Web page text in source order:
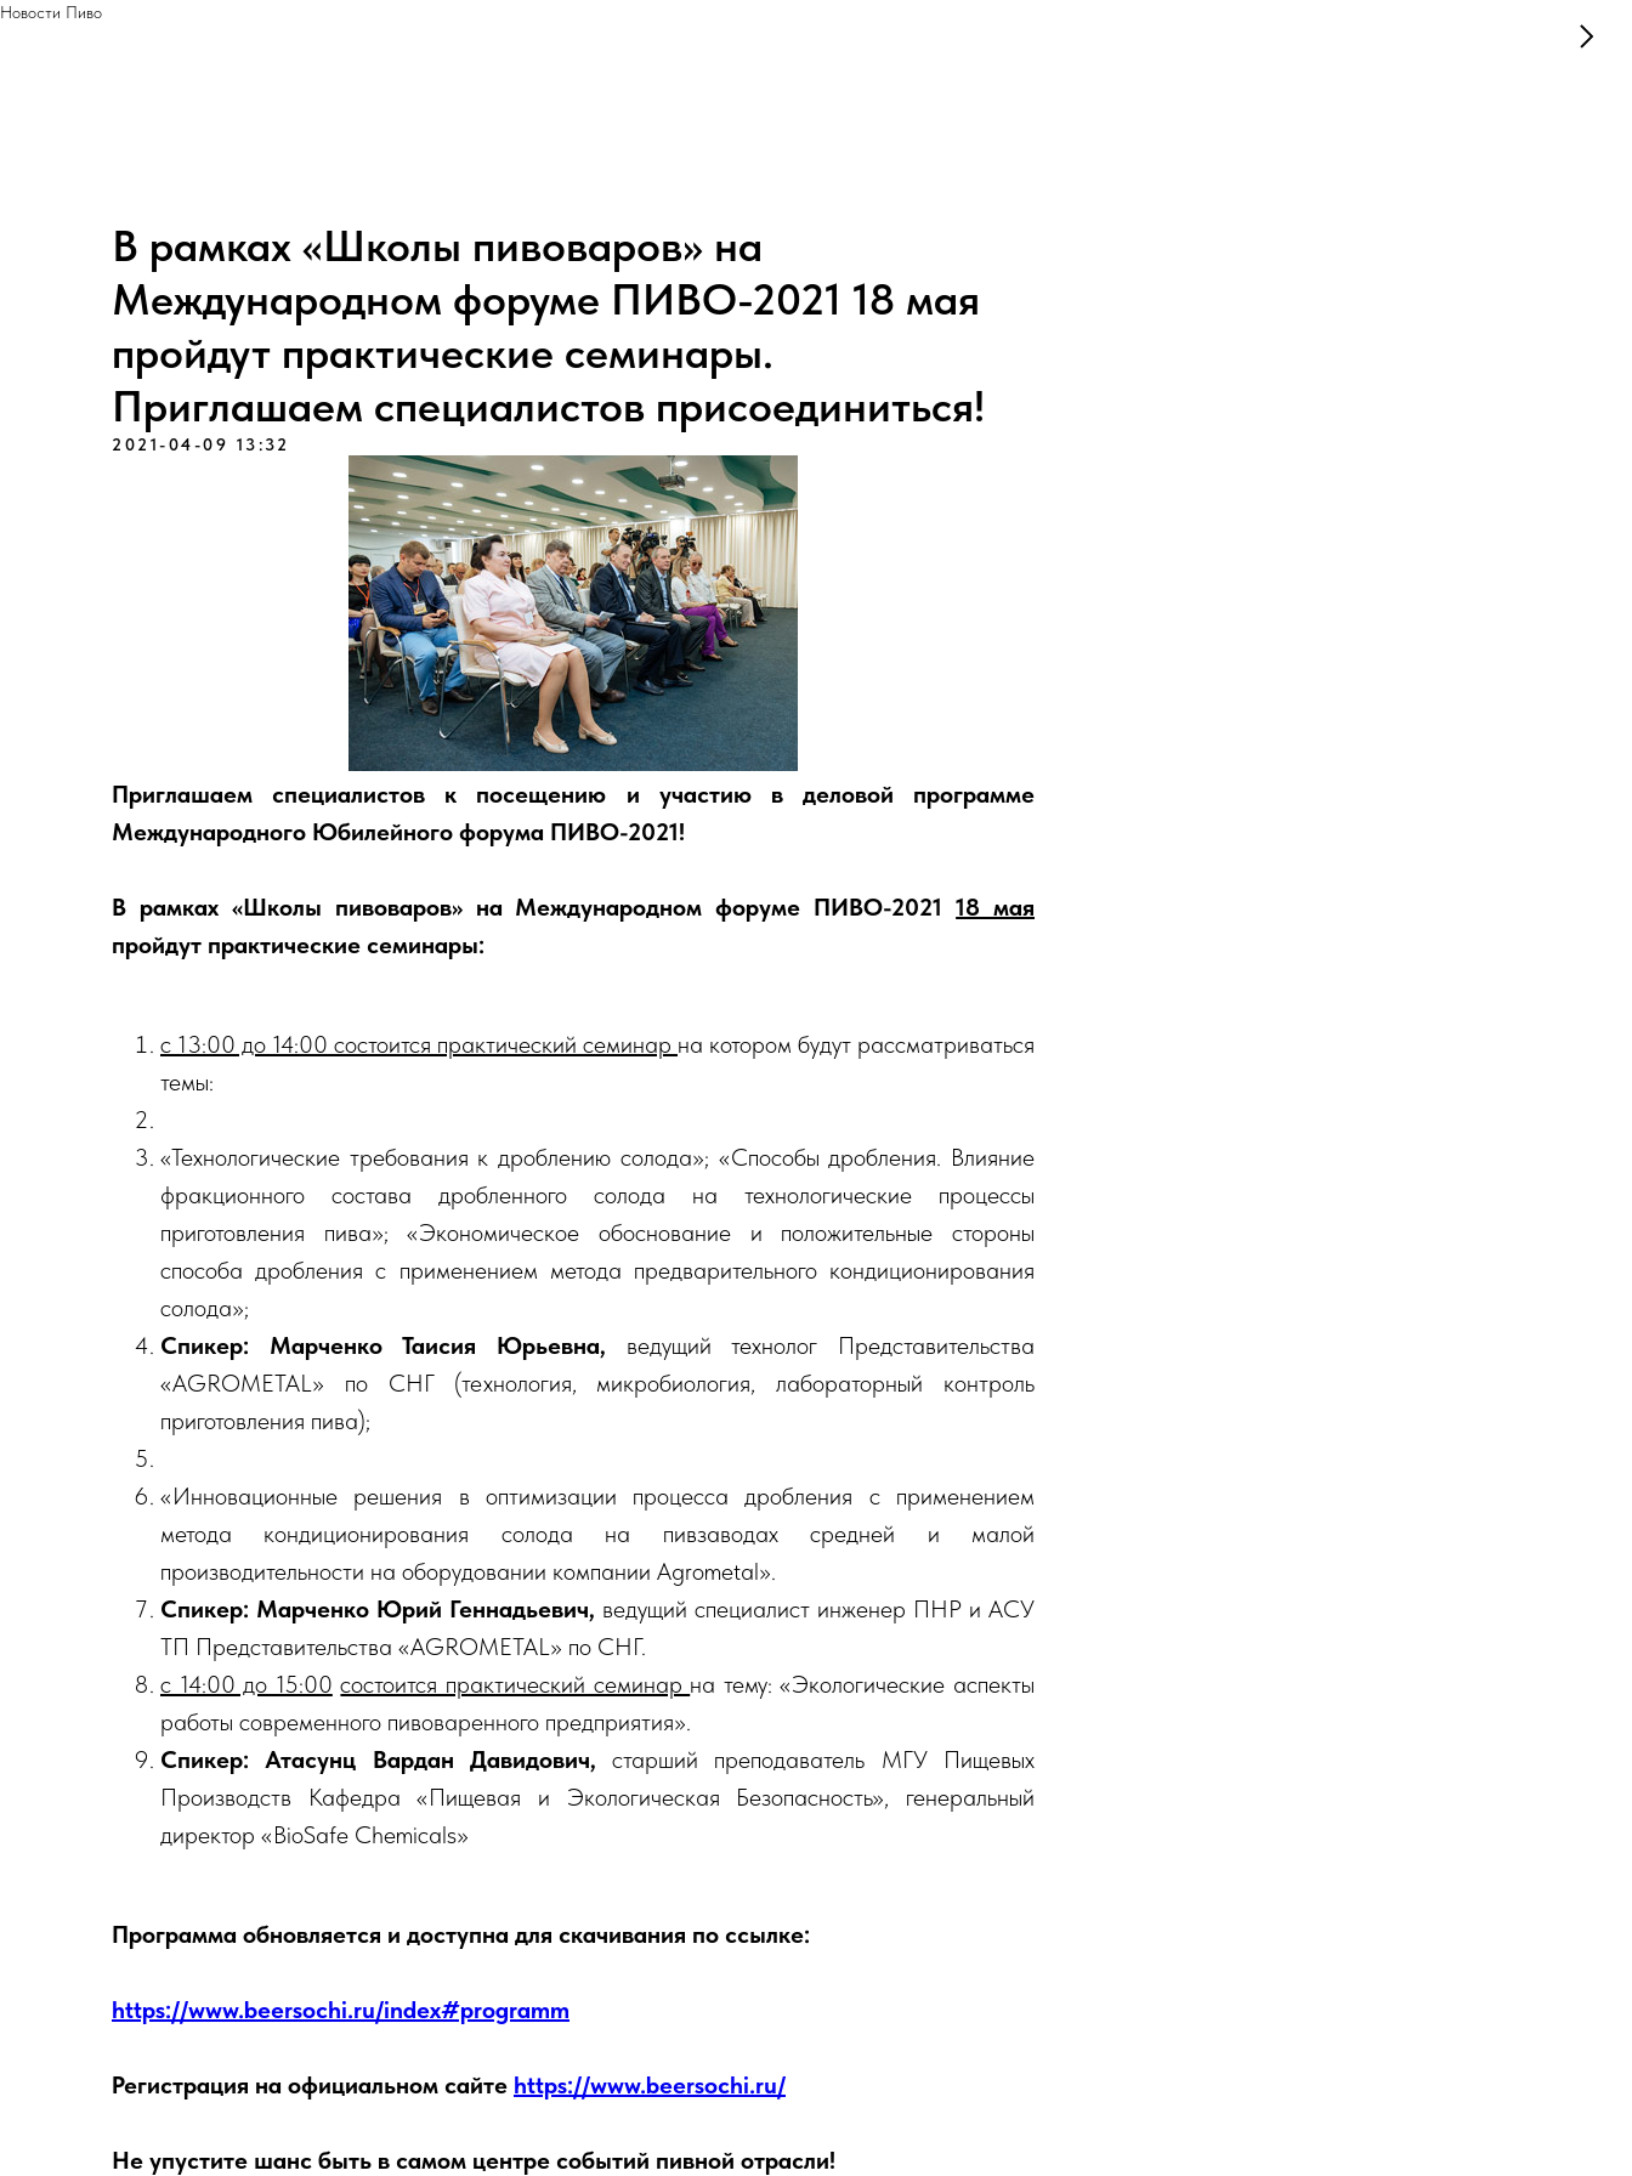
Новости Пиво
В рамках «Школы пивоваров» на
Международном форуме ПИВО-2021 18 мая
пройдут практические семинары.
Приглашаем специалистов присоединиться!
2021-04-09 13:32
Приглашаем специалистов к посещению и участию в деловой программе
Международного Юбилейного форума ПИВО-2021!
В рамках «Школы пивоваров» на Международном форуме ПИВО-202118 мая
пройдут практические семинары:
с 13:00 до 14:00 состоится практический семинар на котором будут рассматриваться
темы:
«Технологические требования к дроблению солода»; «Способы дробления. Влияние
фракционного состава дробленного солода на технологические процессы
приготовления пива»; «Экономическое обоснование и положительные стороны
способа дробления с применением метода предварительного кондиционирования
солода»;
Спикер: Марченко Таисия Юрьевна, ведущий технолог Представительства
«AGROMETAL» по СНГ (технология, микробиология, лабораторный контроль
приготовления пива);
«Инновационные решения в оптимизации процесса дробления с применением
метода кондиционирования солода на пивзаводах средней и малой
производительности на оборудовании компании Agrometal».
Спикер: Марченко Юрий Геннадьевич, ведущий специалист инженер ПНР и АСУ
ТП Представительства «AGROMETAL» по СНГ.
с 14:00 до 15:00 состоится практический семинар на тему: «Экологические аспекты
работы современного пивоваренного предприятия».
Спикер: Атасунц Вардан Давидович,старший преподаватель МГУ Пищевых
Производств Кафедра «Пищевая и Экологическая Безопасность», генеральный
директор «BioSafe Chemicals»
Программа обновляется и доступна для скачивания по ссылке:
https://www.beersochi.ru/index#programm
Регистрация на официальном сайте https://www.beersochi.ru/
Не упустите шанс быть в самом центре событий пивной отрасли!